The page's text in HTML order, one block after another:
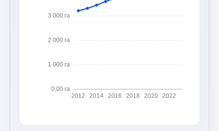
0,00 га
1 000 га
2 000 га
3 000 га
2012 2014 2016 2018 2020 2022